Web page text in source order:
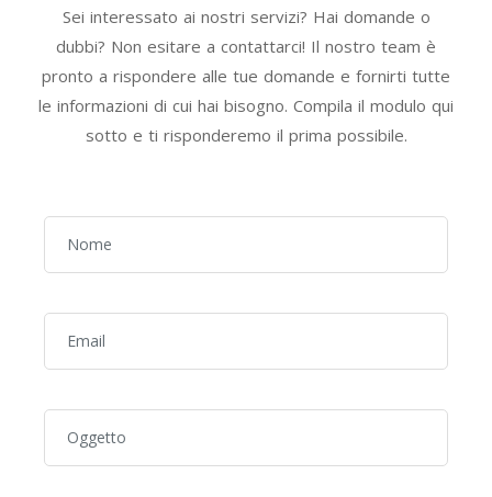
Sei interessato ai nostri servizi? Hai domande o
dubbi? Non esitare a contattarci! Il nostro team è
pronto a rispondere alle tue domande e fornirti tutte
le informazioni di cui hai bisogno. Compila il modulo qui
sotto e ti risponderemo il prima possibile.